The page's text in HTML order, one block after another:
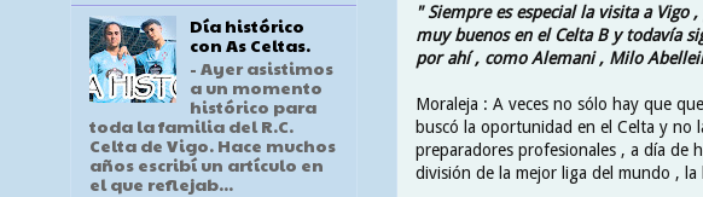
" Siempre es especial la visita a
muy buenos en el Celta B y todavía
por ahí , como Alemani , Milo
Moraleja : A veces no sólo hay que
buscó la oportunidad en el Celta y no
preparadores profesionales , a día de
división de la mejor liga del mundo , la
Día histórico
con As Celtas.
- Ayer asistimos
a un momento
histórico para
toda la familia del R.C.
Celta de Vigo. Hace muchos
años escribí un artículo en
el que reflejab...